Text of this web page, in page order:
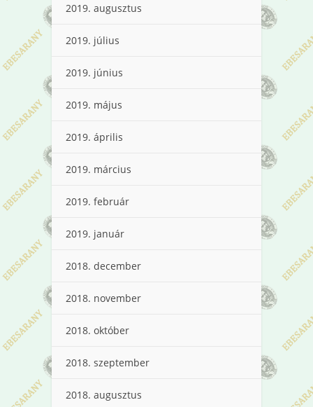
2019. augusztus
2019. július
2019. június
2019. május
2019. április
2019. március
2019. február
2019. január
2018. december
2018. november
2018. október
2018. szeptember
2018. augusztus